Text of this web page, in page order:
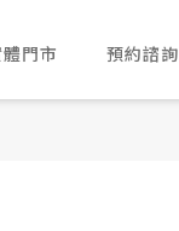
門市 預約諮詢